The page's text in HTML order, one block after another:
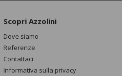
Scopri Azzolini
Dove siamo
Referenze
Contattaci
Informativa sulla privacy